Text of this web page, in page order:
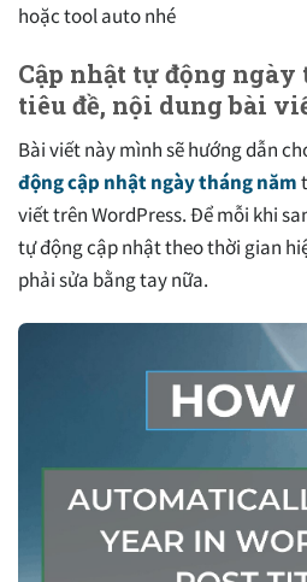
hoặc tool auto nhé
Cập nhật tự động
tiêu đề, nội dung bài
Bài viết này mình sẽ hướng dẫn
động cập nhật ngày tháng năm
viết trên WordPress. Để mỗi khi
tự động cập nhật theo thời gian
phải sửa bằng tay nữa.